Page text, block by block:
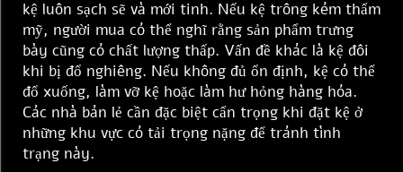
kệ luôn sạch sẽ và mới tinh. Nếu kệ trông kém thẩm
mỹ, người mua có thể nghĩ rằng sản phẩm trưng
bày cũng có chất lượng thấp. Vấn đề khác là kệ đôi
khi bị đổ nghiêng. Nếu không đủ ổn định, kệ có thể
đổ xuống, làm vỡ kệ hoặc làm hư hỏng hàng hóa.
Các nhà bán lẻ cần đặc biệt cẩn trọng khi đặt kệ ở
những khu vực có tải trọng nặng để tránh tình
trạng này.